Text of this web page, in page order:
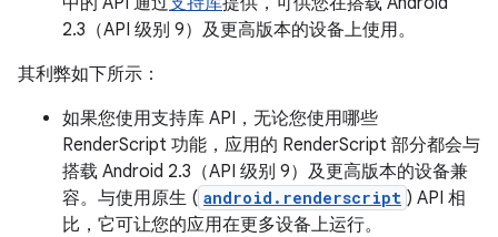
2.3（API 级别 9）及更高版本的设备上使用。
其利弊如下所示：
如果您使用支持库 API，无论您使用哪些
RenderScript 功能，应用的 RenderScript 部分都会与
搭载 Android 2.3（API 级别 9）及更高版本的设备兼
容。与使用原生 ( android.renderscript ) API 相
比，它可让您的应用在更多设备上运行。